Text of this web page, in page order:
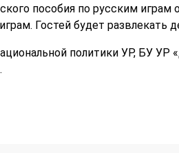
пособия по русским играм
Гостей будет развлекать
политики УР, БУ